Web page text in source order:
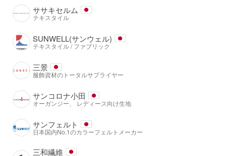
ササキセルム
テキスタイル
SUNWELL(サンウェル)
テキスタイル / ファブリック
三景
服飾資材のトータルサプライヤー
サンコロナ小田
オーガンジー、 レディース向け生地
サンフェルト
日本国内No.1のカラーフェルトメーカー
三和繊維